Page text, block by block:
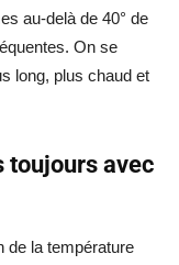
au-delà de 40° de
On se
long, plus chaud et
toujours avec
de la température